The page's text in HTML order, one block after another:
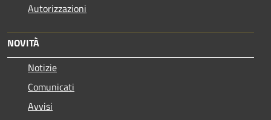
Autorizzazioni
NOVITÀ
Notizie
Comunicati
Avvisi